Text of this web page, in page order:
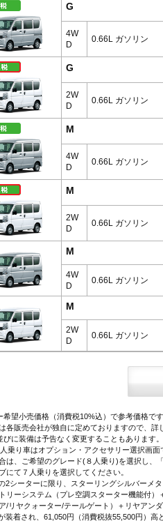
G
4W
D
0.66L ガソリン
G
2W
D
0.66L ガソリン
M
4W
D
0.66L ガソリン
M
2W
D
0.66L ガソリン
M
4W
D
0.66L ガソリン
M
2W
D
0.66L ガソリン
希望小売価格（消費税10%込）で参考価格です
各販売会社が独自に定めておりますので、詳
びに装備は予告なく変更することもあります
乗り車はオプション・アクセサリー選択画
は、ご希望のグレード(８人乗り)を選択し、
にて７人乗りを選択してください。
2シーターに限り、スターリングシルバーメ
リーシステム（プレ空調スターター機能付）
/リヤクォーター/テールゲート）＋リヤアン
着され、61,050円（消費税抜55,500円）高